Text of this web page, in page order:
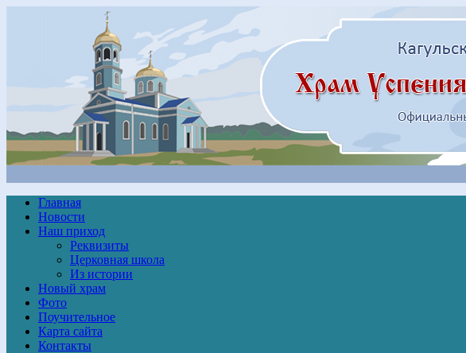
Главная
Новости
Наш приход
Реквизиты
Церковная школа
Из истории
Новый храм
Фото
Поучительное
Карта сайта
Контакты